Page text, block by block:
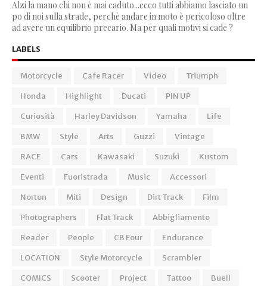
Alzi la mano chi non è mai caduto...ecco tutti abbiamo lasciato un
po di noi sulla strade, perchè andare in moto è pericoloso oltre
ad avere un equilibrio precario. Ma per quali motivi si cade ?
LABELS
Motorcycle Cafe Racer Video
Triumph
Honda
Highlight Ducati
PIN UP
Curiosità
Harley Davidson Yamaha
Life
BMW
Style Arts Guzzi
Vintage
RACE
Cars Kawasaki Suzuki
Kustom
Eventi
Fuoristrada Music
Accessori
Norton
Miti Design Dirt Track
Film
Photographers
Flat Track
Abbigliamento
Reader
People CB Four
Endurance
LOCATION
Style Motorcycle
Scrambler
COMICS
Scooter Project Tattoo
Buell